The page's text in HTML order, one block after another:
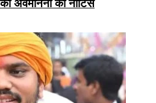
अवमानना का नोटिस